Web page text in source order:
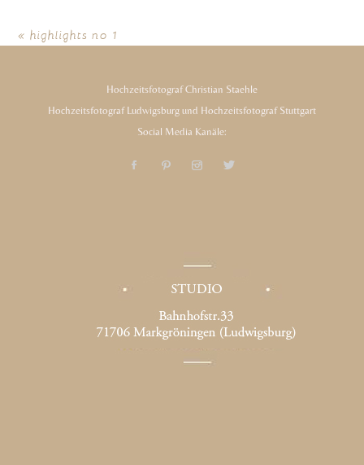
« highlights no 1
Hochzeitsfotograf Christian Staehle
Hochzeitsfotograf Ludwigsburg und Hochzeitsfotograf Stuttgart
Social Media Kanäle: